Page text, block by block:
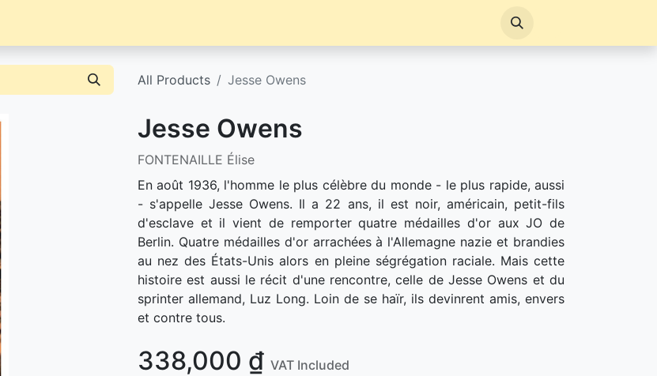
All Products Jesse Owens
Jesse Owens
FONTENAILLE Élise
En août 1936, l'homme le plus célèbre du monde - le plus rapide, aussi
- s'appelle Jesse Owens. Il a 22 ans, il est noir, américain, petit-fils
d'esclave et il vient de remporter quatre médailles d'or aux JO de
Berlin. Quatre médailles d'or arrachées à l'Allemagne nazie et brandies
au nez des États-Unis alors en pleine ségrégation raciale. Mais cette
histoire est aussi le récit d'une rencontre, celle de Jesse Owens et du
sprinter allemand, Luz Long. Loin de se haïr, ils devinrent amis, envers
et contre tous.
338,000 ₫ VAT Included